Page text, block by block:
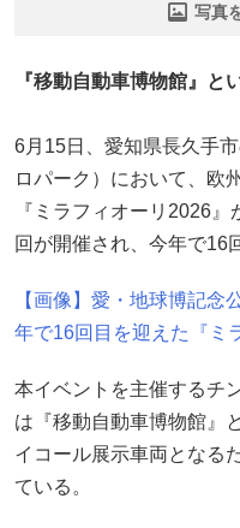
写真
『移動自動車博物館』と
6月15日、愛知県長久手
ロパーク）において、欧
『ミラフィオーリ2026
回が開催され、今年で16
【画像】愛・地球博記念
年で16回目を迎えた『
本イベントを主催するチ
は『移動自動車博物館』
イコール展示車両となる
ている。